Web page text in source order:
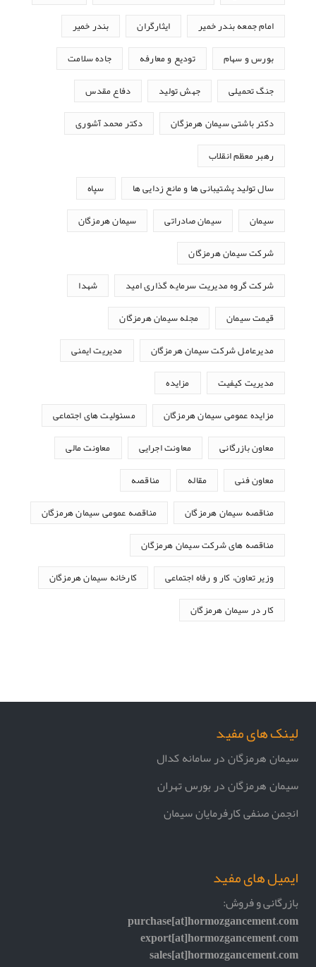
امام جمعه بندر خمیر ایثارگران بندر خمیر
بورس و سهام تودیع و معارفه جاده سلامت
جنگ تحمیلی جهش تولید دفاع مقدس
دکتر باشتی سیمان هرمزگان دکتر محمد آشوری
رهبر معظم انقلاب
سال تولید پشتیبانی ها و مانع زدایی ها سپاه
سیمان سیمان صادراتی سیمان هرمزگان
شرکت سیمان هرمزگان
شرکت گروه مدیریت سرمایه گذاری امید شهدا
قیمت سیمان مجله سیمان هرمزگان
مدیرعامل شرکت سیمان هرمزگان مدیریت ایمنی
مدیریت کیفیت مزایده
مزایده عمومی سیمان هرمزگان مسئولیت های اجتماعی
معاون بازرگانی معاونت اجرایی معاونت مالی
معاون فنی مقاله مناقصه
مناقصه سیمان هرمزگان مناقصه عمومی سیمان هرمزگان
مناقصه های شرکت سیمان هرمزگان
وزیر تعاون، کار و رفاه اجتماعی کارخانه سیمان هرمزگان
کار در سیمان هرمزگان
لینک های مفید
سیمان هرمزگان در سامانه کدال
سیمان هرمزگان در بورس تهران
انجمن صنفی کارفرمایان سیمان
ایمیل های مفید
بازرگانی و فروش:
purchase[at]hormozgancement.com
export[at]hormozgancement.com
sales[at]hormozgancement.com